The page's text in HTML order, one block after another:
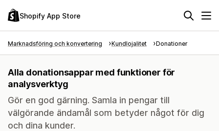
Shopify App Store
Marknadsföring och konvertering Kundlojalitet Donationer
Alla donationsappar med funktioner för
analysverktyg
Gör en god gärning. Samla in pengar till
välgörande ändamål som betyder något för dig
och dina kunder.